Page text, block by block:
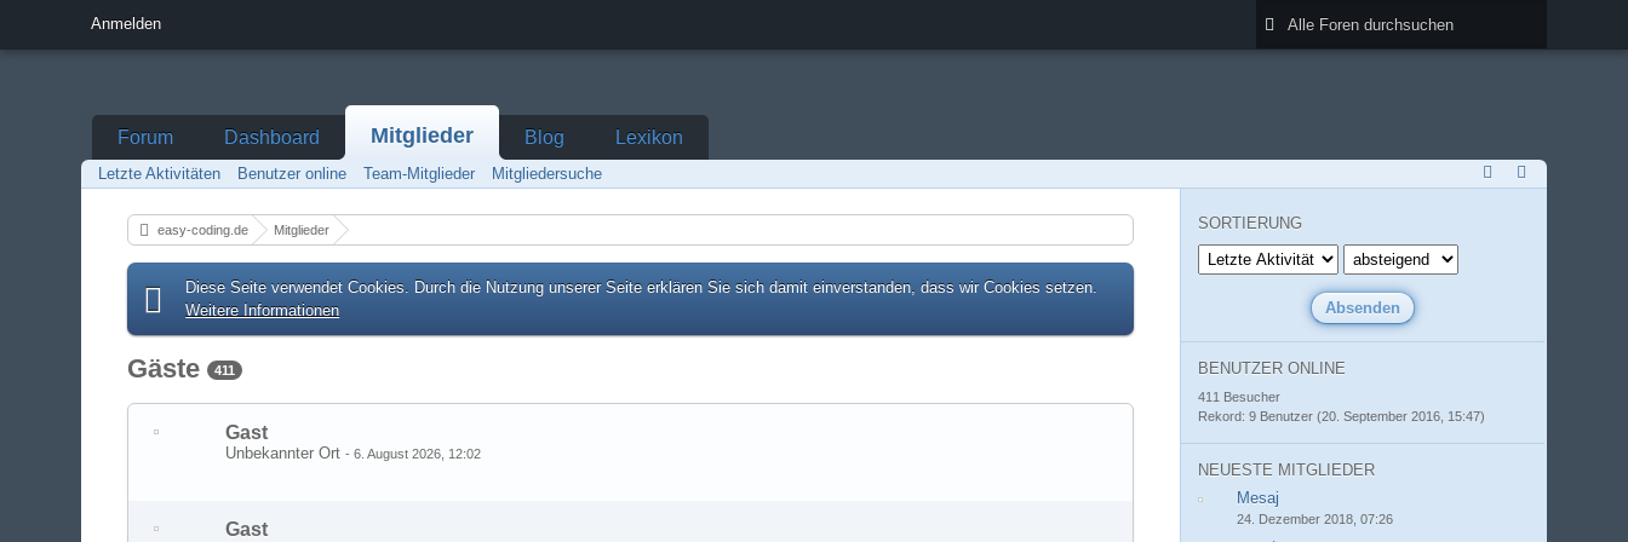
Anmelden
Forum Dashboard Mitglieder Blog Lexikon
Letzte Aktivitäten Benutzer online Team-Mitglieder Mitgliedersuche
easy-coding.de Mitglieder
Diese Seite verwendet Cookies. Durch die Nutzung unserer Seite erklären Sie sich damit einverstanden, dass wir Cookies setzen.
Weitere Informationen
Gäste 411
Gast
Unbekannter Ort-6. August 2026, 12:02
Gast
SORTIERUNG
BENUTZER ONLINE
411 Besucher
Rekord: 9 Benutzer (20. September 2016, 15:47)
NEUESTE MITGLIEDER
Mesaj
24. Dezember 2018, 07:26